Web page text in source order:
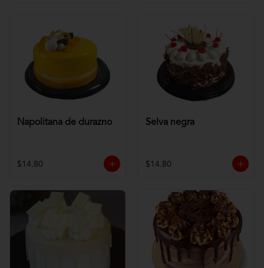
Napolitana de durazno
$14.80
Selva negra
$14.80